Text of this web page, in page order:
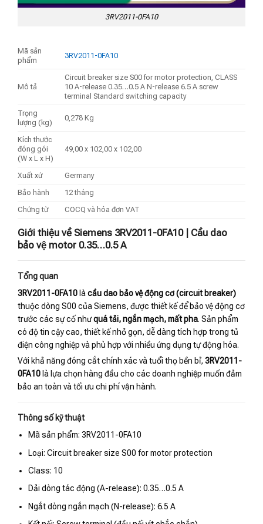
3RV2011-0FA10
Mã sản
phẩm
3RV2011-0FA10
Mô tả
Circuit breaker size S00 for motor protection, CLASS
10 A-release 0.35…0.5 A N-release 6.5 A screw
terminal Standard switching capacity
Trọng
lượng (kg)
0,278 Kg
Kích thước
đóng gói
(W x L x H)
49,00 x 102,00 x 102,00
Xuất xứ
Germany
Bảo hành
12 tháng
Chứng từ
COCQ và hóa đơn VAT
Giới thiệu về Siemens 3RV2011-0FA10 | Cầu dao
bảo vệ motor 0.35…0.5 A
Tổng quan
3RV2011-0FA10 làcầu dao bảo vệ động cơ (circuit breaker)
thuộc dòng S00 của Siemens, được thiết kế để bảo vệ động cơ
trước các sự cố nhưquá tải, ngắn mạch, mất pha. Sản phẩm
có độ tin cậy cao, thiết kế nhỏ gọn, dễ dàng tích hợp trong tủ
điện công nghiệp và phù hợp với nhiều ứng dụng tự động hóa.
Với khả năng đóng cắt chính xác và tuổi thọ bền bỉ, 3RV2011-
0FA10 là lựa chọn hàng đầu cho các doanh nghiệp muốn đảm
bảo an toàn và tối ưu chi phí vận hành.
Thông số kỹ thuật
Mã sản phẩm: 3RV2011-0FA10
Loại: Circuit breaker size S00 for motor protection
Class: 10
Dải dòng tác động (A-release): 0.35…0.5 A
Ngắt dòng ngắn mạch (N-release): 6.5 A